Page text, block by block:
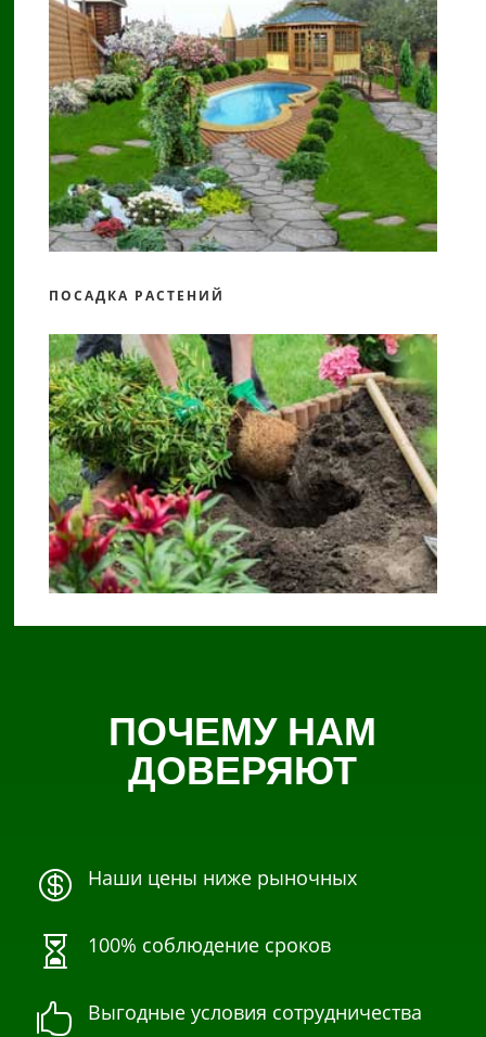
ПОСАДКА РАСТЕНИЙ
ПОЧЕМУ НАМ
ДОВЕРЯЮТ
 Наши цены ниже рыночных
 100% соблюдение сроков
 Выгодные условия сотрудничества